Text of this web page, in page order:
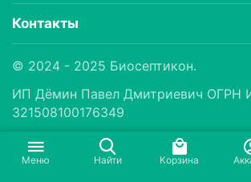
Контакты
© 2024 - 2025 Биосептикон.
ИП Дëмин Павел Дмитриевич ОГРН
321508100176349
Меню Найти Корзина